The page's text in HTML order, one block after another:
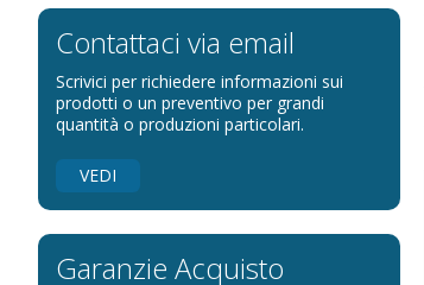
Bandiere per enti pubblici
Bandiere per riserve naturali e parchi
Bandiere per musicisti
Bandiere per feste
pennoni per bandiere
Contattaci via email
Scrivici per richiedere informazioni sui
prodotti o un preventivo per grandi
quantità o produzioni particolari.
VEDI
Garanzie Acquisto